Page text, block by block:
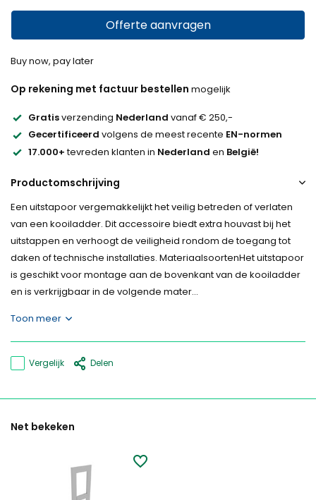
Offerte aanvragen
Buy now, pay later
Op rekening met factuur bestellen mogelijk
Gratisverzending Nederland vanaf € 250,-
Gecertificeerd volgens de meest recente EN-normen
17.000+tevreden klanten in Nederland en België!
Productomschrijving
Een uitstapoor vergemakkelijkt het veilig betreden of verlaten
van een kooiladder. Dit accessoire biedt extra houvast bij het
uitstappen en verhoogt de veiligheid rondom de toegang tot
daken of technische installaties. MateriaalsoortenHet uitstapoor
is geschikt voor montage aan de bovenkant van de kooiladder
en is verkrijgbaar in de volgende mater...
Toon meer
Vergelijk Delen
Net bekeken